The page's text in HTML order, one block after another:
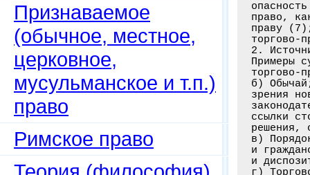
Признаваемое
(обычное, местное,
церковное,
мусульманское и т.п.)
право
Римское право